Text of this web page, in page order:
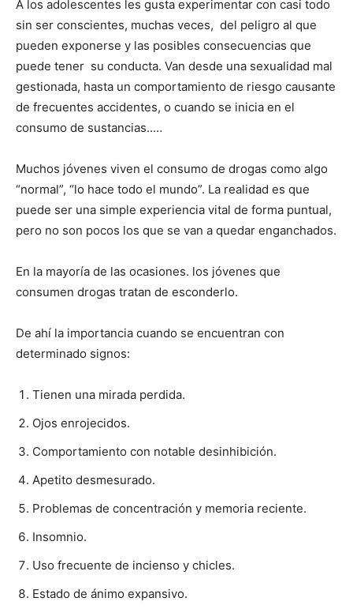
A los adolescentes les gusta experimentar con casi todo
sin ser conscientes, muchas veces, del peligro al que
pueden exponerse y las posibles consecuencias que
puede tener su conducta. Van desde una sexualidad mal
gestionada, hasta un comportamiento de riesgo causante
de frecuentes accidentes, o cuando se inicia en el
consumo de sustancias..…
Muchos jóvenes viven el consumo de drogas como algo
“normal”, “lo hace todo el mundo”. La realidad es que
puede ser una simple experiencia vital de forma puntual,
pero no son pocos los que se van a quedar enganchados.
En la mayoría de las ocasiones. los jóvenes que
consumen drogas tratan de esconderlo.
De ahí la importancia cuando se encuentran con
determinado signos:
Tienen una mirada perdida.
Ojos enrojecidos.
Comportamiento con notable desinhibición.
Apetito desmesurado.
Problemas de concentración y memoria reciente.
Insomnio.
Uso frecuente de incienso y chicles.
Estado de ánimo expansivo.